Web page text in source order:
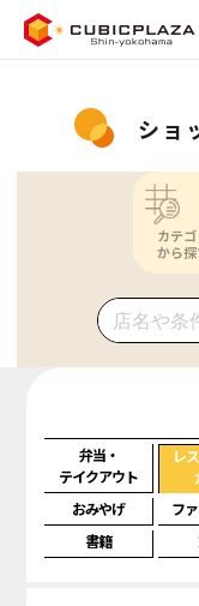
ショ
カテゴ
から探
弁当・
テイクアウト
レ
おみやげ フ
書籍